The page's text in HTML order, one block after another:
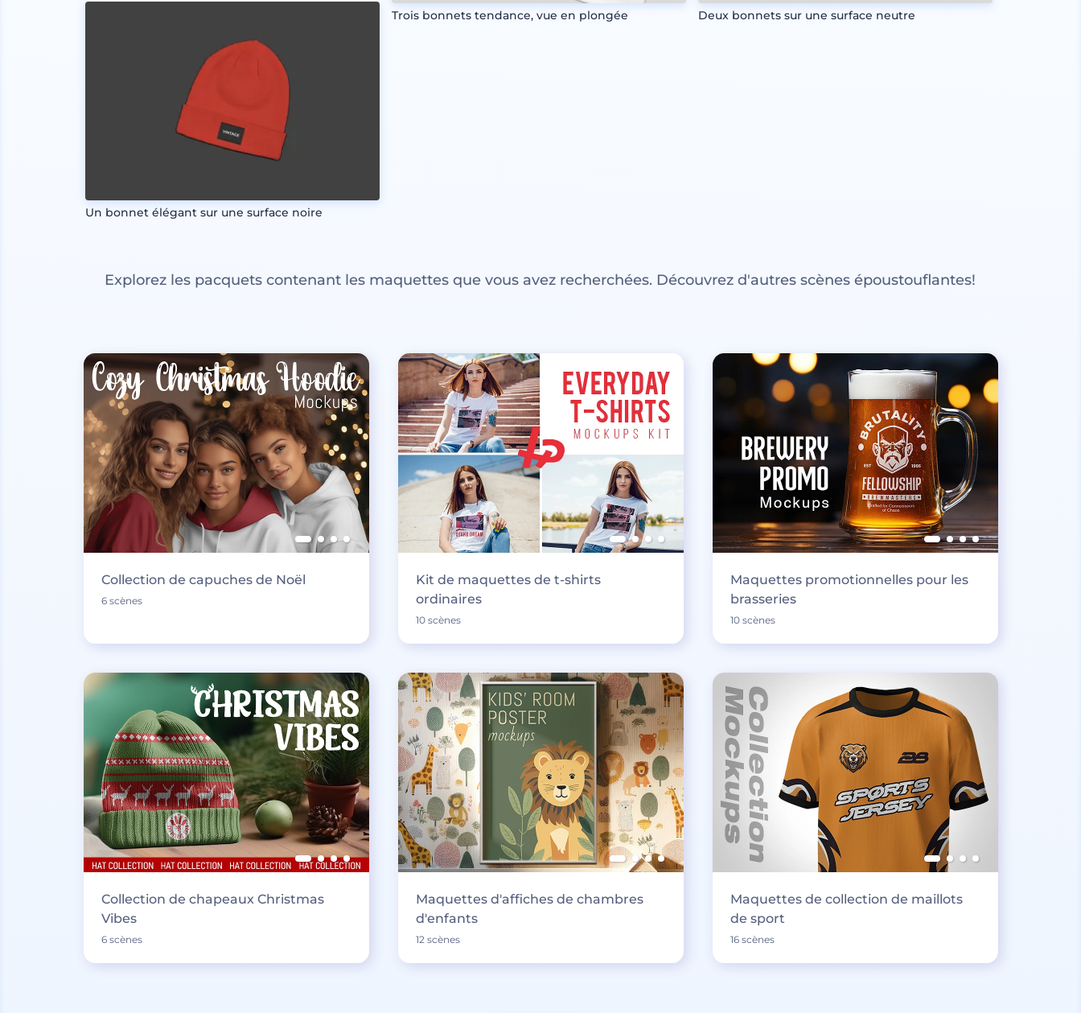
Un bonnet élégant sur une surface noire
Trois bonnets tendance, vue en plongée Deux bonnets sur une surface neutre
Explorez les pacquets contenant les maquettes que vous avez recherchées. Découvrez d'autres scènes époustouflantes!
Collection de capuches de Noël
6 scènes
Kit de maquettes de t-shirts
ordinaires
10 scènes
Maquettes promotionnelles pour les
brasseries
10 scènes
Collection de chapeaux Christmas
Vibes
6 scènes
Maquettes d'affiches de chambres
d'enfants
12 scènes
Maquettes de collection de maillots
de sport
16 scènes